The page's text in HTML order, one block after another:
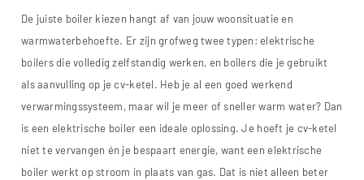
De juiste boiler kiezen hangt af van jouw woonsituatie en
warmwaterbehoefte. Er zijn grofweg twee typen: elektrische
boilers die volledig zelfstandig werken, en boilers die je gebruikt
als aanvulling op je cv-ketel. Heb je al een goed werkend
verwarmingssysteem, maar wil je meer of sneller warm water? Dan
is een elektrische boiler een ideale oplossing. Je hoeft je cv-ketel
niet te vervangen én je bespaart energie, want een elektrische
boiler werkt op stroom in plaats van gas. Dat is niet alleen beter